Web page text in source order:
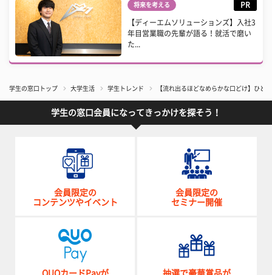
将来を考える PR
【ディーエムソリューションズ】入社3
年目営業職の先輩が語る！就活で磨い
た...
学生の窓口トップ 大学生活 学生トレンド 【流れ出るほどなめらかな口どけ】ひと
学生の窓口会員になってきっかけを探そう！
会員限定の
コンテンツやイベント
会員限定の
セミナー開催